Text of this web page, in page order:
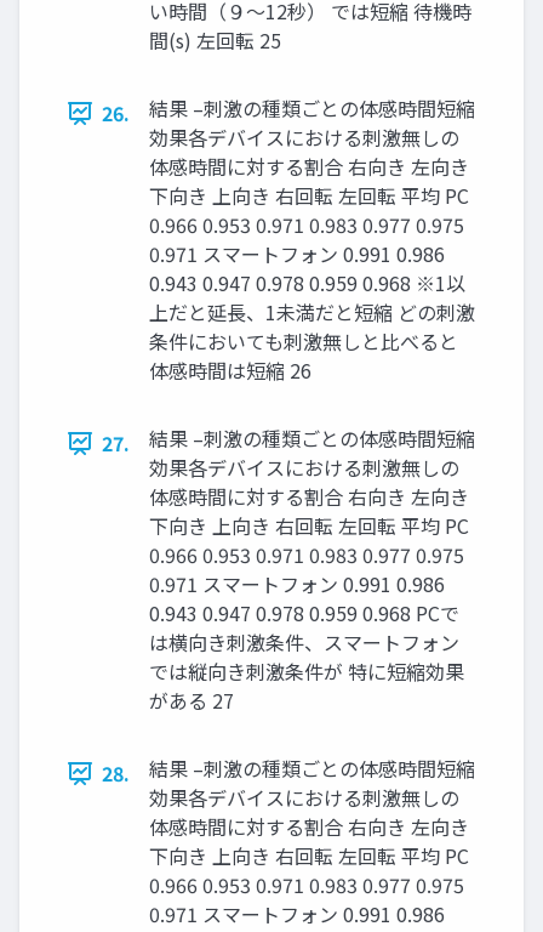
い時間（９〜12秒） では短縮 待機時
間(s) 左回転 25
26.
結果 –刺激の種類ごとの体感時間短縮
効果各デバイスにおける刺激無しの
体感時間に対する割合 右向き 左向き
下向き 上向き 右回転 左回転 平均 PC
0.966 0.953 0.971 0.983 0.977 0.975
0.971 スマートフォン 0.991 0.986
0.943 0.947 0.978 0.959 0.968 ※1以
上だと延長、1未満だと短縮 どの刺激
条件においても刺激無しと比べると
体感時間は短縮 26
27.
結果 –刺激の種類ごとの体感時間短縮
効果各デバイスにおける刺激無しの
体感時間に対する割合 右向き 左向き
下向き 上向き 右回転 左回転 平均 PC
0.966 0.953 0.971 0.983 0.977 0.975
0.971 スマートフォン 0.991 0.986
0.943 0.947 0.978 0.959 0.968 PCで
は横向き刺激条件、スマートフォン
では縦向き刺激条件が 特に短縮効果
がある 27
28.
結果 –刺激の種類ごとの体感時間短縮
効果各デバイスにおける刺激無しの
体感時間に対する割合 右向き 左向き
下向き 上向き 右回転 左回転 平均 PC
0.966 0.953 0.971 0.983 0.977 0.975
0.971 スマートフォン 0.991 0.986